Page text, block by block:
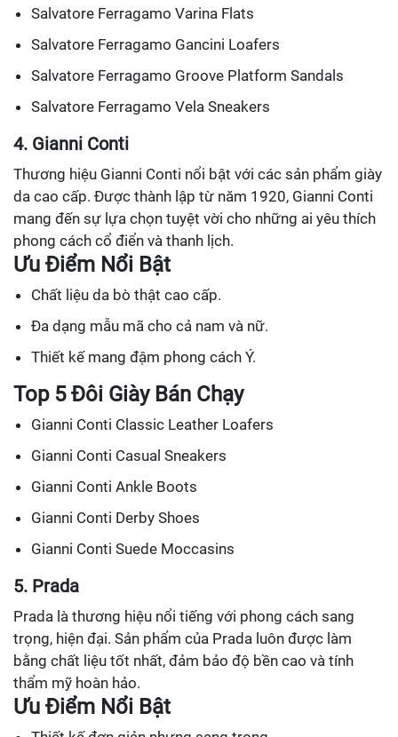
Salvatore Ferragamo Varina Flats
Salvatore Ferragamo Gancini Loafers
Salvatore Ferragamo Groove Platform Sandals
Salvatore Ferragamo Vela Sneakers
4. Gianni Conti
Thương hiệu Gianni Conti nổi bật với các sản phẩm giày
da cao cấp. Được thành lập từ năm 1920, Gianni Conti
mang đến sự lựa chọn tuyệt vời cho những ai yêu thích
phong cách cổ điển và thanh lịch.
Ưu Điểm Nổi Bật
Chất liệu da bò thật cao cấp.
Đa dạng mẫu mã cho cả nam và nữ.
Thiết kế mang đậm phong cách Ý.
Top 5 Đôi Giày Bán Chạy
Gianni Conti Classic Leather Loafers
Gianni Conti Casual Sneakers
Gianni Conti Ankle Boots
Gianni Conti Derby Shoes
Gianni Conti Suede Moccasins
5. Prada
Prada là thương hiệu nổi tiếng với phong cách sang
trọng, hiện đại. Sản phẩm của Prada luôn được làm
bằng chất liệu tốt nhất, đảm bảo độ bền cao và tính
thẩm mỹ hoàn hảo.
Ưu Điểm Nổi Bật